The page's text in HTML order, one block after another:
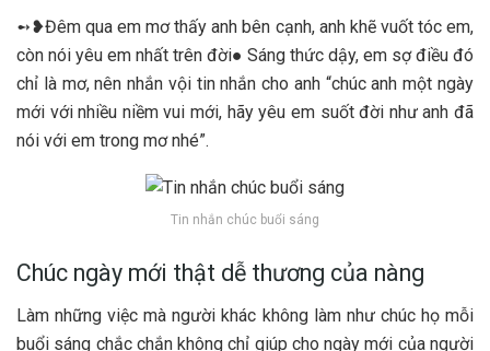
➻❥Đêm qua em mơ thấy anh bên cạnh, anh khẽ vuốt tóc em,
còn nói yêu em nhất trên đời● Sáng thức dậy, em sợ điều đó
chỉ là mơ, nên nhắn vội tin nhắn cho anh “chúc anh một ngày
mới với nhiều niềm vui mới, hãy yêu em suốt đời như anh đã
nói với em trong mơ nhé”.
Tin nhắn chúc buổi sáng
Chúc ngày mới thật dễ thương của nàng
Làm những việc mà người khác không làm như chúc họ mỗi
buổi sáng chắc chắn không chỉ giúp cho ngày mới của người